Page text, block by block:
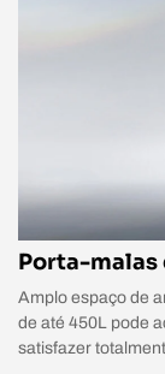
Porta-malas
Amplo espaço de
de até 450L pode
satisfazer